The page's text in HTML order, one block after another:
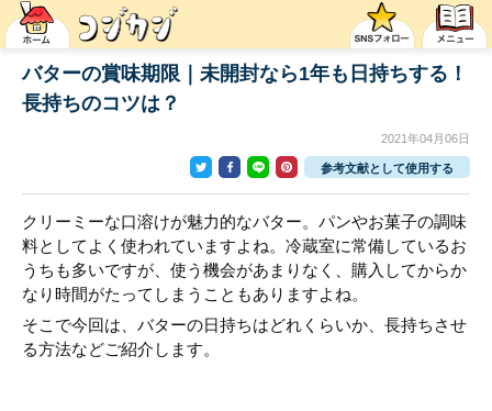
バターの賞味期限｜未開封なら1年も日持ちする！
長持ちのコツは？
2021年04月06日
参考文献として使用する
クリーミーな口溶けが魅力的なバター。パンやお菓子の調味
料としてよく使われていますよね。冷蔵室に常備しているお
うちも多いですが、使う機会があまりなく、購入してからか
なり時間がたってしまうこともありますよね。
そこで今回は、バターの日持ちはどれくらいか、長持ちさせ
る方法などご紹介します。